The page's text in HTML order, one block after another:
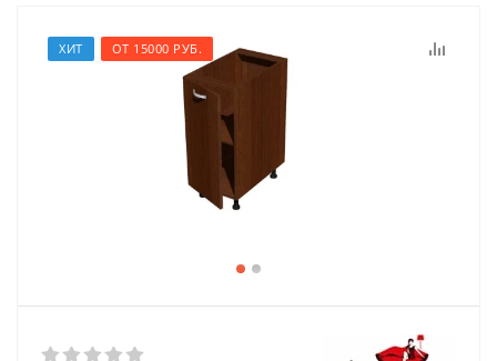
ХИТ ОТ 15000 РУБ.